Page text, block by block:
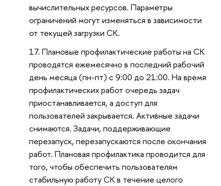
вычислительных ресурсов. Параметры
ограничений могут изменяться в зависимости
от текущей загрузки СК.
Плановые профилактические работы на СК
проводятся ежемесячно в последний рабочий
день месяца (пн-пт) с 9:00 до 21:00. На время
профилактических работ очередь задач
приостанавливается, a доступ для
пользователей закрывается. Активные задачи
снимаются. Задачи, поддерживающие
перезапуск, перезапускаются после окончания
работ. Плановая профилактика проводится для
того, чтобы обеспечить пользователям
стабильную работу СК в течение целого